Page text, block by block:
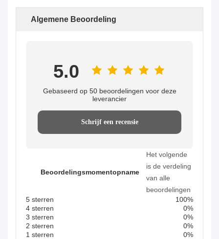
Algemene Beoordeling
5.0
Gebaseerd op 50 beoordelingen voor deze
leverancier
Schrijf een recensie
Beoordelingsmomentopname
Het volgende
is de verdeling
van alle
beoordelingen
5 sterren
100%
4 sterren
0%
3 sterren
0%
2 sterren
0%
1 sterren
0%